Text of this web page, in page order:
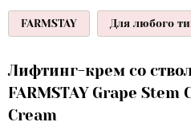
FARMSTAY Для любого
Лифтинг-крем со
FARMSTAY Grape
Cream